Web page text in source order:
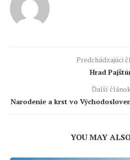
Predchádzajúci
Hrad
Ďalší
Narodenie a krst vo
YOU MAY